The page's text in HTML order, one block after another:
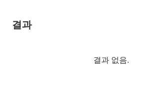
결과
결과 없음.